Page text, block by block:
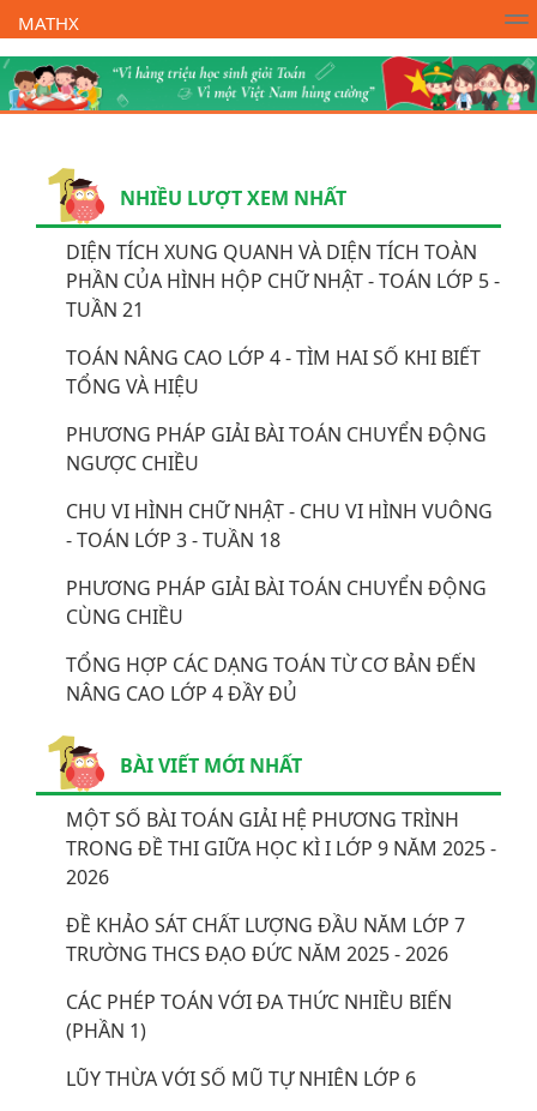
MATHX
Trường Toán Online MATHX Học toán - Lớp 1
NHIỀU LƯỢT XEM NHẤT
DIỆN TÍCH XUNG QUANH VÀ DIỆN TÍCH TOÀN
PHẦN CỦA HÌNH HỘP CHỮ NHẬT - TOÁN LỚP 5 -
TUẦN 21
TOÁN NÂNG CAO LỚP 4 - TÌM HAI SỐ KHI BIẾT
TỔNG VÀ HIỆU
PHƯƠNG PHÁP GIẢI BÀI TOÁN CHUYỂN ĐỘNG
NGƯỢC CHIỀU
CHU VI HÌNH CHỮ NHẬT - CHU VI HÌNH VUÔNG
- TOÁN LỚP 3 - TUẦN 18
PHƯƠNG PHÁP GIẢI BÀI TOÁN CHUYỂN ĐỘNG
CÙNG CHIỀU
TỔNG HỢP CÁC DẠNG TOÁN TỪ CƠ BẢN ĐẾN
NÂNG CAO LỚP 4 ĐẦY ĐỦ
BÀI VIẾT MỚI NHẤT
MỘT SỐ BÀI TOÁN GIẢI HỆ PHƯƠNG TRÌNH
TRONG ĐỀ THI GIỮA HỌC KÌ I LỚP 9 NĂM 2025 -
2026
ĐỀ KHẢO SÁT CHẤT LƯỢNG ĐẦU NĂM LỚP 7
TRƯỜNG THCS ĐẠO ĐỨC NĂM 2025 - 2026
CÁC PHÉP TOÁN VỚI ĐA THỨC NHIỀU BIẾN
(PHẦN 1)
LŨY THỪA VỚI SỐ MŨ TỰ NHIÊN LỚP 6